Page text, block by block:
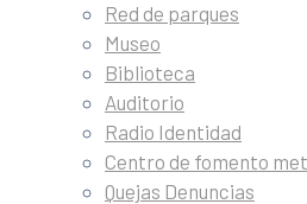
Red de parques
Museo
Biblioteca
Auditorio
Radio Identidad
Centro de fomento
Quejas Denuncias